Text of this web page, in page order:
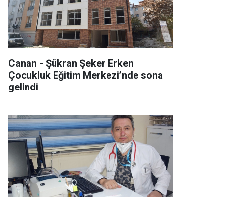
Canan - Şükran Şeker Erken
Çocukluk Eğitim Merkezi’nde sona
gelindi